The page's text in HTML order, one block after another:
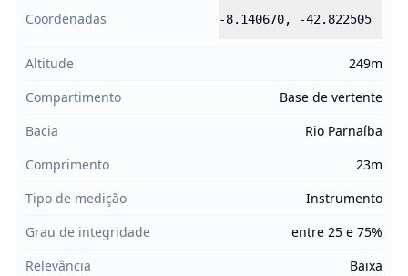
Coordenadas -8.140670, -42.822505
Altitude
249m
Compartimento
Base de vertente
Bacia
Rio Parnaíba
Comprimento
23m
Tipo de medição
Instrumento
Grau de integridade
entre 25 e 75%
Relevância
Baixa